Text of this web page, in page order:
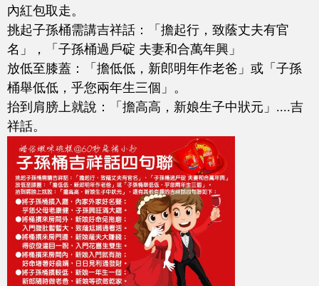
內紅包取走。
挑起子孫桶需講吉祥話：「擔起行，致蔭丈夫有官
名」，「子孫桶過戶碇 夫妻和合萬年興」
放低至膝蓋：「擔低低，新郎明年作老爸」或「子孫
桶舉低低，乎您兩年生三個」。
抬到肩膀上就說：「擔高高，新娘生子中狀元」....吉
祥話。